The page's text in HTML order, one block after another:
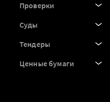
Проверки
Суды
Тендеры
Ценные бумаги